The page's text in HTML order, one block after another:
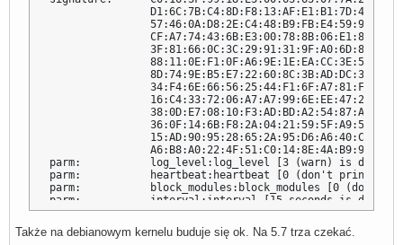
parm:           log_level:log_level [3 (warn) is
parm:           heartbeat:heartbeat [0 (don't print) is
parm:           block_modules:block_modules [0 (don't
parm:           interval:interval [15 seconds is
parm:           kint_validate:kint_validate [3
parm:           kint_enforce:kint_enforce [2 (panic)
parm:           msr_validate:msr_validate [1
Także na debianowym kernelu buduje się ok. Na 5.7 trza czekać.